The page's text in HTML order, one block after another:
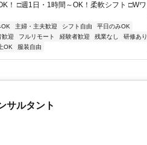
！ □週1日・1時間～OK！柔軟シフト □Wワ
OK 主婦・主夫歓迎 シフト自由
平日のみOK
歓迎 フルリモート 経験者歓迎 残業なし
研修あり
OK 服装自由
サルタント